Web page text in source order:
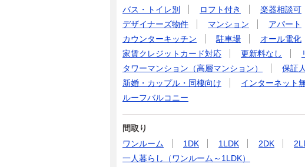
バス・トイレ別
ロフト付き 楽器相談可
デザイナーズ物件
マンション アパート
カウンターキッチン
駐車場 オール電化
家賃クレジットカード対応
更新料なし
タワーマンション（高層マンション）
保証
新婚・カップル・同棲向け
インターネット
ルーフバルコニー
間取り
ワンルーム
1DK 1LDK 2DK
一人暮らし（ワンルーム～1LDK）